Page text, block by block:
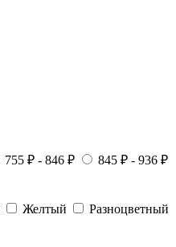
755 ₽ - 846 ₽
845 ₽ - 936 ₽
Желтый
Разноцветный